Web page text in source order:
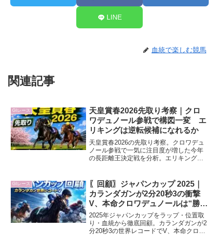
LINE
血統で楽しむ競馬
関連記事
GIレース
天皇賞春2026先取り考察｜クロ
ワデュノール参戦で構図一変 エ
リキングは逆転候補になれるか
天皇賞春2026の先取り考察。クロワデュ
ノール参戦で一気に注目度が増した今年
の長距離王決定戦を分析。エリキング、
性・レース内容から整理する。
GIレース
〖回顧〗ジャパンカップ 2025｜
カランダガンが2分20秒3の衝撃
V、本命クロワデュノールは“勝ち
に行って”4着
2025年ジャパンカップをラップ・位置取
り・血統から徹底回顧。カランダガンが2
分20秒3の世界レコードでV、本命クロワ